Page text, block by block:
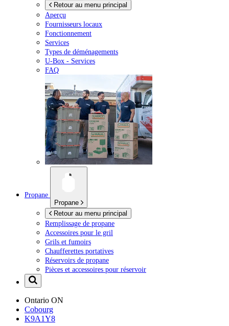
Retour au menu principal
Aperçu
Fournisseurs locaux
Fonctionnement
Services
Types de déménagements
U-Box - Services
FAQ
Propane
Propane
Retour au menu principal
Remplissage de propane
Accessoires pour le gril
Grils et fumoirs
Chaufferettes portatives
Réservoirs de propane
Pièces et accessoires pour réservoir
Ontario ON
Cobourg
K9A1Y8